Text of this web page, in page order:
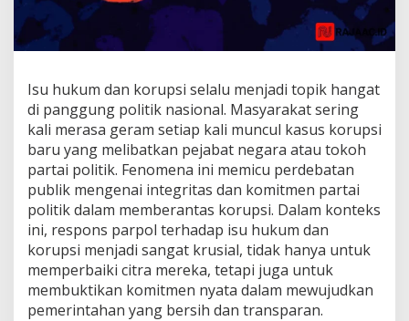
Isu hukum dan korupsi selalu menjadi topik hangat
di panggung politik nasional. Masyarakat sering
kali merasa geram setiap kali muncul kasus korupsi
baru yang melibatkan pejabat negara atau tokoh
partai politik. Fenomena ini memicu perdebatan
publik mengenai integritas dan komitmen partai
politik dalam memberantas korupsi. Dalam konteks
ini, respons parpol terhadap isu hukum dan
korupsi menjadi sangat krusial, tidak hanya untuk
memperbaiki citra mereka, tetapi juga untuk
membuktikan komitmen nyata dalam mewujudkan
pemerintahan yang bersih dan transparan.